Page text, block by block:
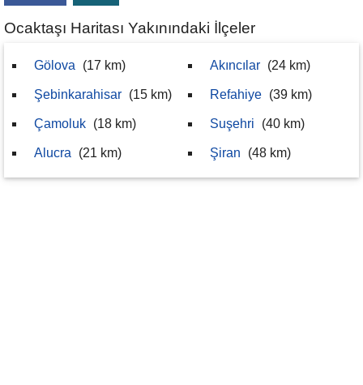
Ocaktaşı Haritası Yakınındaki İlçeler
Gölova (17 km)
Şebinkarahisar (15 km)
Çamoluk (18 km)
Alucra (21 km)
Akıncılar (24 km)
Refahiye (39 km)
Suşehri (40 km)
Şiran (48 km)